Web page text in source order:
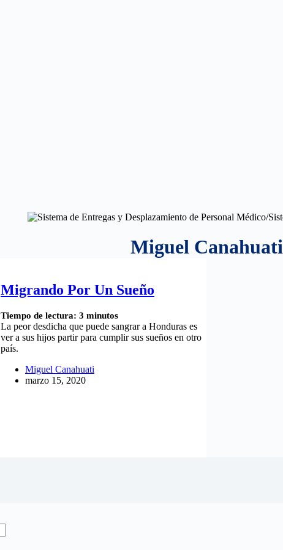
Miguel Canahuati
Migrando Por Un Sueño
Tiempo de lectura: 3 minutos
La peor desdicha que puede sangrar a Honduras es
ver a sus hijos partir para cumplir sus sueños en otro
país.
Miguel Canahuati
marzo 15, 2020